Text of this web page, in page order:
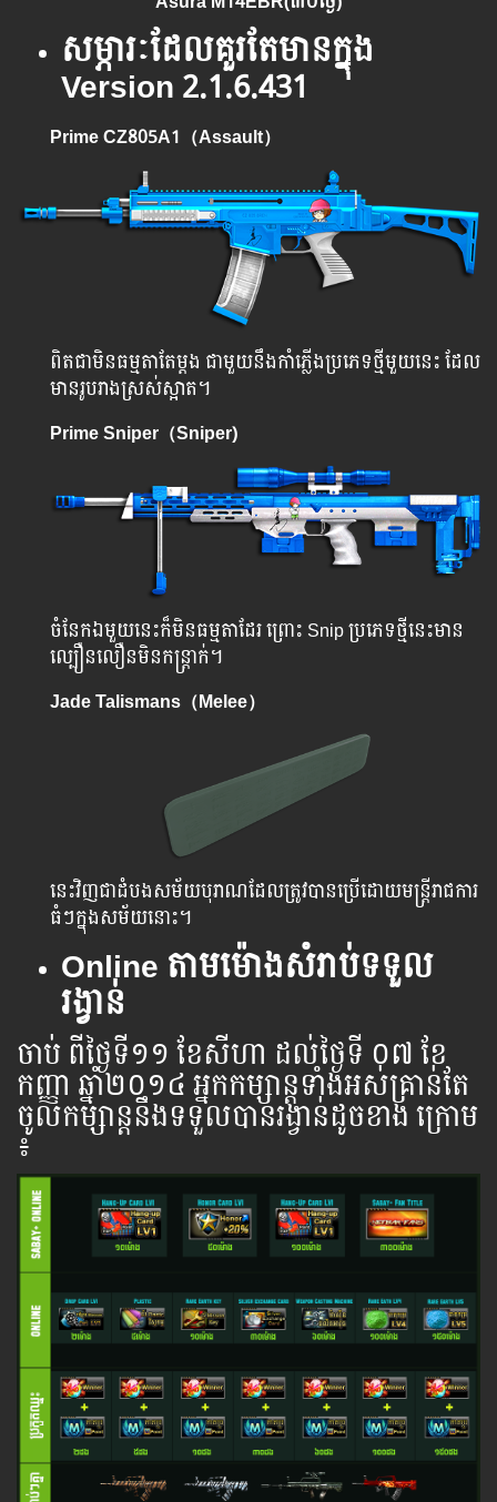
សម្ភារៈ​ដែល​គួរ​តែ​មាន​ក្នុង
Version 2.1.6.431
Prime CZ805A1（Assault）
ពិតជាមិនធម្មតាតែម្តង ជាមួយនឹងកាំភ្លើងប្រភេទថ្មីមួយនេះ ដែល
មានរូបរាងស្រស់ស្អាត។
Prime Sniper（Sniper)
ចំនែកឯមួយនេះក៏មិនធម្មតាដែរ ព្រោះ Snip ប្រភេទថ្មីនេះមាន
ល្បឿនលឿនមិនកន្រ្តាក់។
Jade Talismans（Melee）
នេះវិញជាដំបងសម័យបុរាណដែលត្រូវបានប្រើដោយមន្រ្តីរាជការ
ធំៗក្នុងសម័យនោះ។
Online តាមម៉ោងសំរាប់ទទួល
រង្វាន់
ចាប់ ​ពី​ថ្ងៃ​ទី​​១១ ខែសីហា ដល់​ថ្ងៃ​ទី ០៧ ខែ
កញ្ញា ឆ្នាំ​២០១៤ អ្នក​កម្សាន្ដ​ទាំងអស់​គ្រាន់​តែ​
ចូល​កម្សាន្ដ​នឹង​ទទួល​បាន​រង្វាន់​ដូចខាង ​ក្រោម​
៖